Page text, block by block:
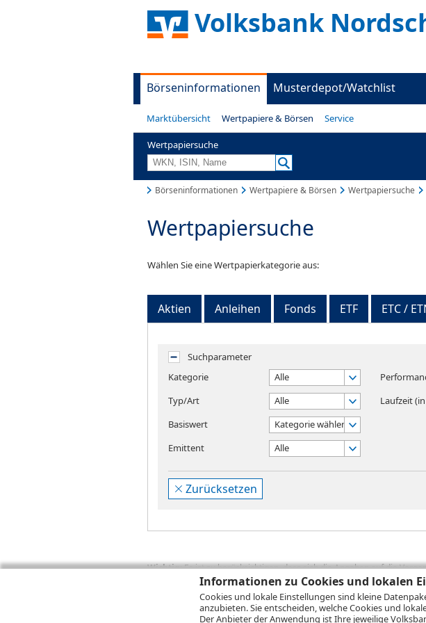
Informationen zu Cookies und lokalen
Cookies und lokale Einstellungen sind kleine
anzubieten. Sie entscheiden, welche Cookies und
Der Anbieter der Anwendung ist Ihre jeweilige
Volksbank
Börseninformationen Musterdepot/Watchlist
Marktübersicht Wertpapiere & Börsen Service
Wertpapiersuche
Börseninformationen Wertpapiere & Börsen Wertpapiersuche
Wertpapiersuche
Wählen Sie eine Wertpapierkategorie aus:
Aktien Anleihen Fonds ETF ETC /
Suchparameter
Kategorie
Alle
Typ/Art
Alle
Basiswert
Kategorie wählen
Emittent
Alle
Laufzeit
Zurücksetzen
Wichtig:Es ist zu berücksichtigen, dass sich die Angaben auf die
zukünftige Ergebnisse darstellen. Bei Performanceangaben handelt
Provisionen, Gebühren und andere Entgelte), die beim Erwerb von
Depotgebühren hinzu. Mit dem Wertentwicklungsrechner können Sie
Performance, die sich unter Berücksichtigung sämtlicher